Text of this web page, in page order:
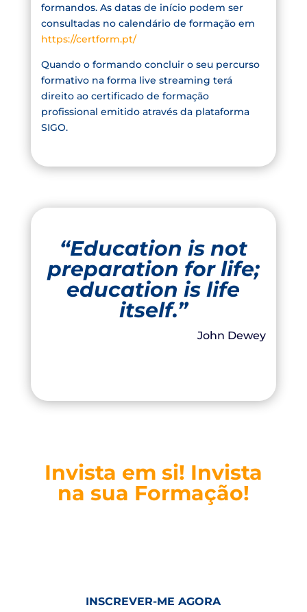
formandos. As datas de início podem ser
consultadas no calendário de formação em
https://certform.pt/
Quando o formando concluir o seu percurso
formativo na forma live streaming terá
direito ao certificado de formação
profissional emitido através da plataforma
SIGO.
“Education is not
preparation for life;
education is life
itself.”
John Dewey
Invista em si! Invista
na sua Formação!
INSCREVER-ME AGORA